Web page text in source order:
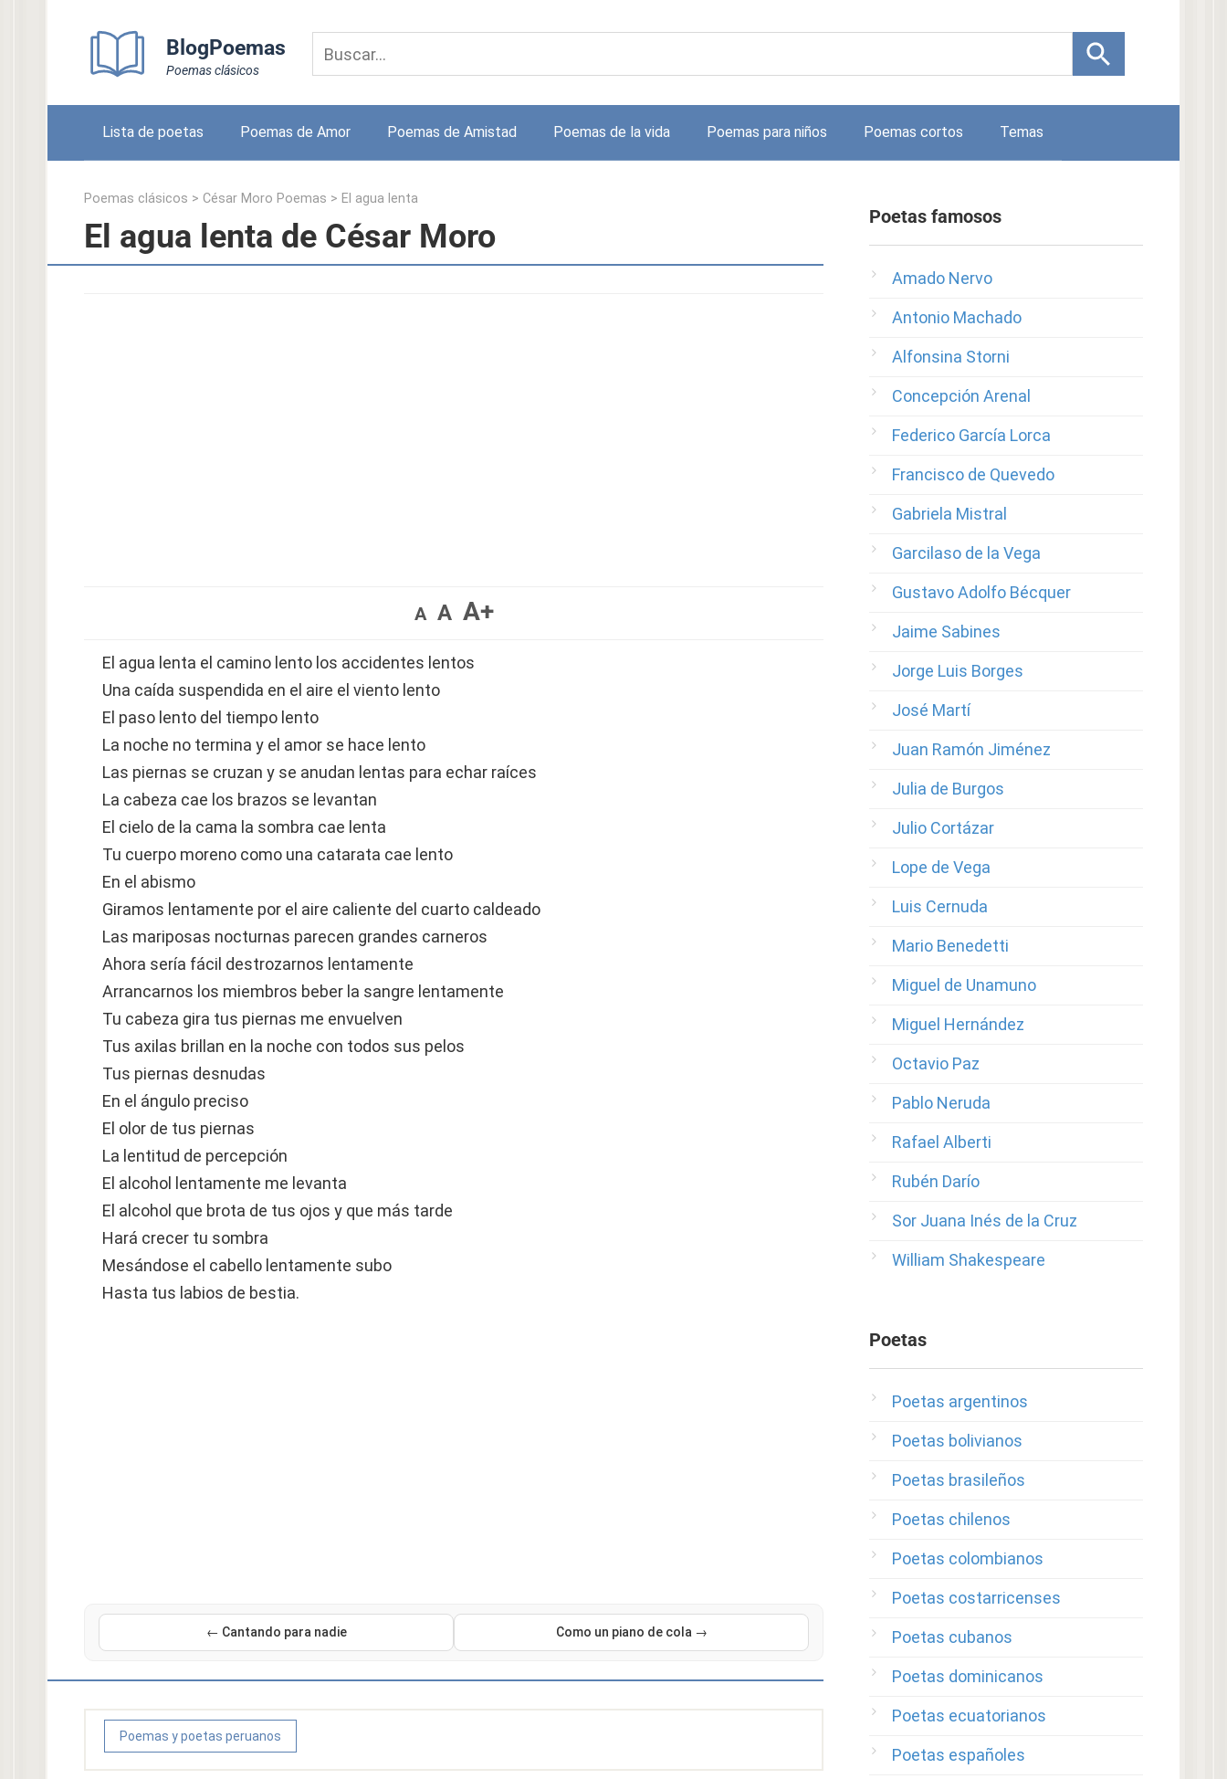
BlogPoemas
Poemas clásicos
Lista de poetas Poemas de Amor Poemas de Amistad Poemas de la vida Poemas para niños Poemas cortos Temas
Poemas clásicos > César Moro Poemas > El agua lenta
El agua lenta de César Moro
A A A+
El agua lenta el camino lento los accidentes lentos
Una caída suspendida en el aire el viento lento
El paso lento del tiempo lento
La noche no termina y el amor se hace lento
Las piernas se cruzan y se anudan lentas para echar raíces
La cabeza cae los brazos se levantan
El cielo de la cama la sombra cae lenta
Tu cuerpo moreno como una catarata cae lento
En el abismo
Giramos lentamente por el aire caliente del cuarto caldeado
Las mariposas nocturnas parecen grandes carneros
Ahora sería fácil destrozarnos lentamente
Arrancarnos los miembros beber la sangre lentamente
Tu cabeza gira tus piernas me envuelven
Tus axilas brillan en la noche con todos sus pelos
Tus piernas desnudas
En el ángulo preciso
El olor de tus piernas
La lentitud de percepción
El alcohol lentamente me levanta
El alcohol que brota de tus ojos y que más tarde
Hará crecer tu sombra
Mesándose el cabello lentamente subo
Hasta tus labios de bestia.
← Cantando para nadie Como un piano de cola →
Poemas y poetas peruanos
Poetas famosos
Amado Nervo
Antonio Machado
Alfonsina Storni
Concepción Arenal
Federico García Lorca
Francisco de Quevedo
Gabriela Mistral
Garcilaso de la Vega
Gustavo Adolfo Bécquer
Jaime Sabines
Jorge Luis Borges
José Martí
Juan Ramón Jiménez
Julia de Burgos
Julio Cortázar
Lope de Vega
Luis Cernuda
Mario Benedetti
Miguel de Unamuno
Miguel Hernández
Octavio Paz
Pablo Neruda
Rafael Alberti
Rubén Darío
Sor Juana Inés de la Cruz
William Shakespeare
Poetas
Poetas argentinos
Poetas bolivianos
Poetas brasileños
Poetas chilenos
Poetas colombianos
Poetas costarricenses
Poetas cubanos
Poetas dominicanos
Poetas ecuatorianos
Poetas españoles